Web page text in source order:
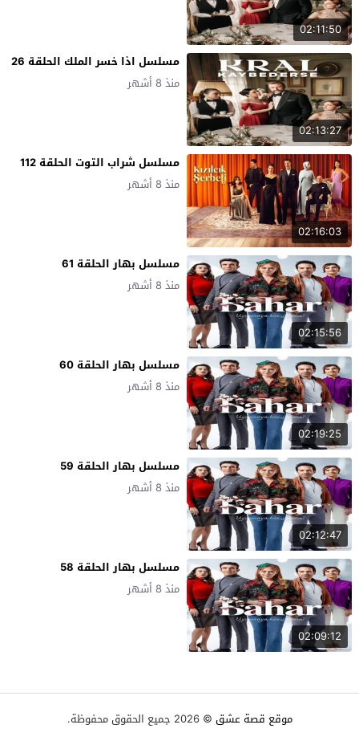
02:11:50
02:13:27
مسلسل اذا خسر الملك الحلقة 26
منذ 8 أشهر
02:16:03
مسلسل شراب التوت الحلقة 112
منذ 8 أشهر
02:15:56
مسلسل بهار الحلقة 61
منذ 8 أشهر
02:19:25
مسلسل بهار الحلقة 60
منذ 8 أشهر
02:12:47
مسلسل بهار الحلقة 59
منذ 8 أشهر
02:09:12
مسلسل بهار الحلقة 58
منذ 8 أشهر
موقع قصة عشق © 2026 جميع الحقوق محفوظة.